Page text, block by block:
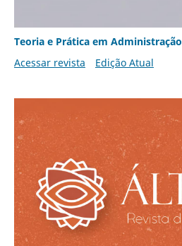
Teoria e Prática em Administração
Acessar revista
Edição Atual